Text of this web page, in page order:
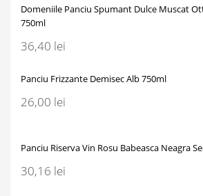
Domeniile Panciu Spumant Dulce Muscat
750ml
36,40 lei
Panciu Frizzante Demisec Alb 750ml
26,00 lei
Panciu Riserva Vin Rosu Babeasca Neagra
30,16 lei